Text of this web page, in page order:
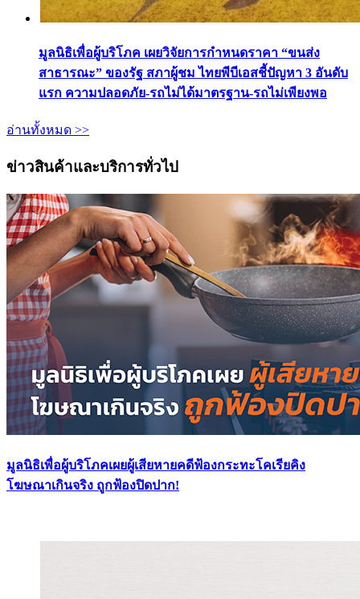
มูลนิธิเพื่อผู้บริโภค เผยวิจัยการกำหนดราคา “ขนส่ง
สาธารณะ” ของรัฐ สภาผู้ชม ไทยพีบีเอสชี้ปัญหา 3 อันดับ
แรก ความปลอดภัย-รถไม่ได้มาตรฐาน-รถไม่เพียงพอ
อ่านทั้งหมด >>
ข่าวสินค้าและบริการทั่วไป
มูลนิธิเพื่อผู้บริโภคเผยผู้เสียหายคดีฟ้องกระทะโคเรียคิง
โฆษณาเกินจริง ถูกฟ้องปิดปาก!